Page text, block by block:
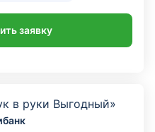
заявку
в руки Выгодный»